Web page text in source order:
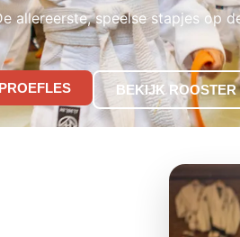
allereerste, speelse stapjes op
BEKIJK ROOSTER